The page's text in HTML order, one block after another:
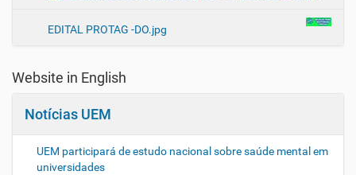
EDITAL PROTAG -DO.jpg
Website in English
Notícias UEM
UEM participará de estudo nacional sobre saúde mental em
universidades